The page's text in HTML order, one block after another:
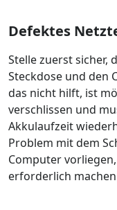
Defektes
Stelle zuerst sicher,
Steckdose und den
das nicht hilft, ist
verschlissen und
Akkulaufzeit
Problem mit dem
Computer
erforderlich